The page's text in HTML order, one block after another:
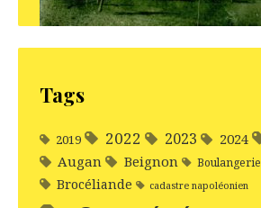
Tags
2019 2022 2023 2024
Augan Beignon Boulangerie
Brocéliande cadastre napoléonien